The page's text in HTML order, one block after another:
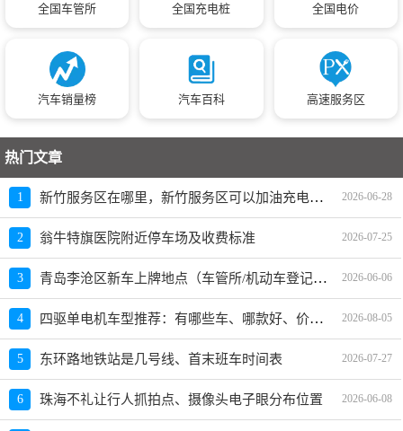
全国车管所 全国充电桩 全国电价
汽车销量榜 汽车百科 高速服务区
热门文章
1 新竹服务区在哪里，新竹服务区可以加油充电吗？ 2026-06-28
2 翁牛特旗医院附近停车场及收费标准 2026-07-25
3 青岛李沧区新车上牌地点（车管所/机动车登记服务站）、上班时间、电话 2026-06-06
4 四驱单电机车型推荐：有哪些车、哪款好、价格一览 2026-08-05
5 东环路地铁站是几号线、首末班车时间表 2026-07-27
6 珠海不礼让行人抓拍点、摄像头电子眼分布位置 2026-06-08